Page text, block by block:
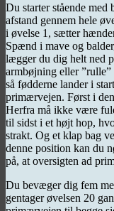
Du starter stående med
afstand gennem hele
i øvelse 1, sætter
Spænd i mave og
lægger du dig helt ned
armbøjning eller
så fødderne lander i
primærvejen. Først i
Herfra må ikke være
til sidst i et højt hop,
strakt. Og et klap bag
denne position kan du
på, at oversigten ad
Du bevæger dig fem
gentager øvelsen 20